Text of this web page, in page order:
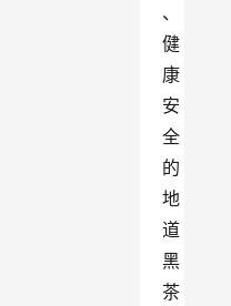
、
健
康
安
全
的
地
道
黑
茶